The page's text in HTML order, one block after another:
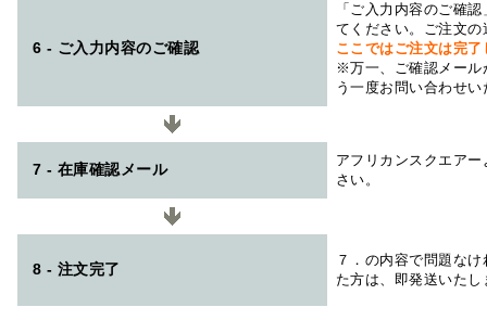
6 - ご入力内容のご確認
「ご入力内容のご確
てください。ご注文
ここではご注文は完
※万一、ご確認メール
う一度お問い合わせ
7 - 在庫確認メール
アフリカンスクエアー
さい。
8 - 注文完了
７．の内容で問題な
た方は、即発送いたし